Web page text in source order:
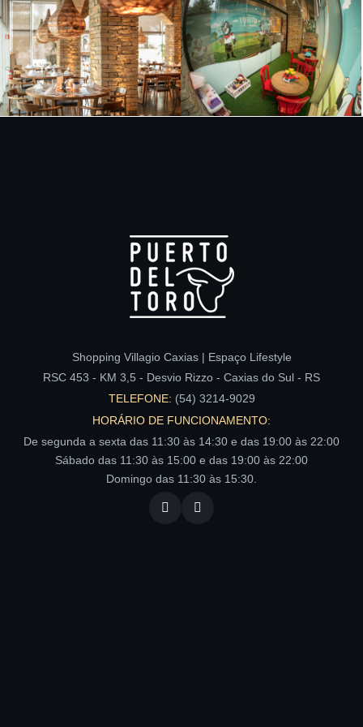
Shopping Villagio Caxias | Espaço Lifestyle
RSC 453 - KM 3,5 - Desvio Rizzo - Caxias do Sul - RS
TELEFONE: (54) 3214-9029
HORÁRIO DE FUNCIONAMENTO:
De segunda a sexta das 11:30 às 14:30 e das 19:00 às 22:00
Sábado das 11:30 às 15:00 e das 19:00 às 22:00
Domingo das 11:30 às 15:30.